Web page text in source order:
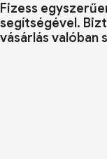
Fizess
segítségével.
vásárlás valóban